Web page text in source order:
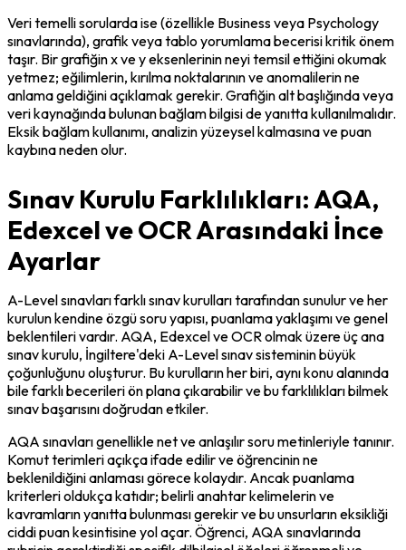
Veri temelli sorularda ise (özellikle Business veya Psychology
sınavlarında), grafik veya tablo yorumlama becerisi kritik önem
taşır. Bir grafiğin x ve y eksenlerinin neyi temsil ettiğini okumak
yetmez; eğilimlerin, kırılma noktalarının ve anomalilerin ne
anlama geldiğini açıklamak gerekir. Grafiğin alt başlığında veya
veri kaynağında bulunan bağlam bilgisi de yanıtta kullanılmalıdır.
Eksik bağlam kullanımı, analizin yüzeysel kalmasına ve puan
kaybına neden olur.
Sınav Kurulu Farklılıkları: AQA,
Edexcel ve OCR Arasındaki İnce
Ayarlar
A-Level sınavları farklı sınav kurulları tarafından sunulur ve her
kurulun kendine özgü soru yapısı, puanlama yaklaşımı ve genel
beklentileri vardır. AQA, Edexcel ve OCR olmak üzere üç ana
sınav kurulu, İngiltere'deki A-Level sınav sisteminin büyük
çoğunluğunu oluşturur. Bu kurulların her biri, aynı konu alanında
bile farklı becerileri ön plana çıkarabilir ve bu farklılıkları bilmek
sınav başarısını doğrudan etkiler.
AQA sınavları genellikle net ve anlaşılır soru metinleriyle tanınır.
Komut terimleri açıkça ifade edilir ve öğrencinin ne
beklenildiğini anlaması görece kolaydır. Ancak puanlama
kriterleri oldukça katıdır; belirli anahtar kelimelerin ve
kavramların yanıtta bulunması gerekir ve bu unsurların eksikliği
ciddi puan kesintisine yol açar. Öğrenci, AQA sınavlarında